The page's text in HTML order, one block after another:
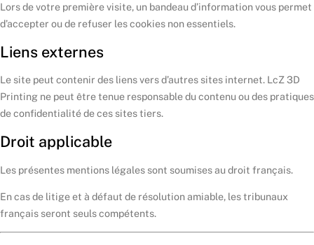
Lors de votre première visite, un bandeau d’information vous permet
d’accepter ou de refuser les cookies non essentiels.
Liens externes
Le site peut contenir des liens vers d’autres sites internet. LcZ 3D
Printing ne peut être tenue responsable du contenu ou des pratiques
de confidentialité de ces sites tiers.
Droit applicable
Les présentes mentions légales sont soumises au droit français.
En cas de litige et à défaut de résolution amiable, les tribunaux
français seront seuls compétents.